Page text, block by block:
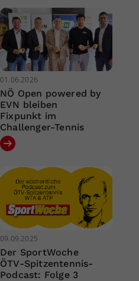
01.06.2026
NÖ Open powered by
EVN bleiben
Fixpunkt im
Challenger-Tennis
09.09.2025
Der SportWoche
ÖTV-Spitzentennis-
Podcast: Folge 3